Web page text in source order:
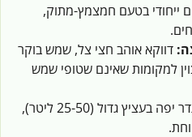
ייחודי בטעם חמצמץ-מתוק,
דווקא אוהב חצי צל, שמש בוקר
למקומות שאינם שטופי שמש
מסתדר יפה בעציץ גדול (25-50 ליטר),